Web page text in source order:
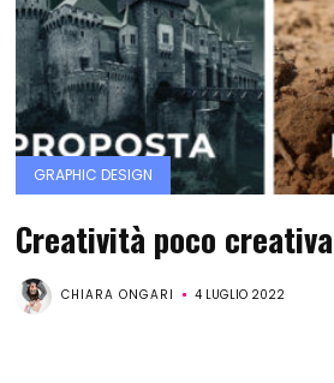
GRAPHIC DESIGN
Creatività poco creativa
CHIARA ONGARI 4 LUGLIO 2022